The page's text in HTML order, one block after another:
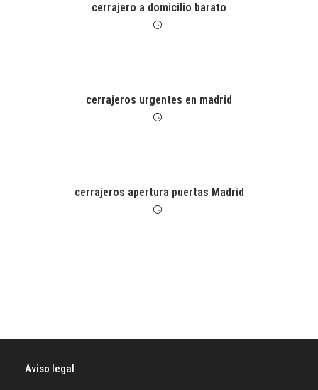
cerrajero a domicilio barato
cerrajeros urgentes en madrid
cerrajeros apertura puertas Madrid
Aviso legal